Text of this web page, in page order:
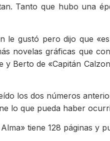
Tanto que hubo una
le gustó pero dijo que
novelas gráficas que
y Berto de «Capitán
los dos números
lo que pueda haber
tiene 128 páginas y